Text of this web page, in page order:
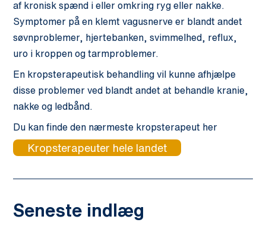
af kronisk spænd i eller omkring ryg eller nakke.
Symptomer på en klemt vagusnerve er blandt andet
søvnproblemer, hjertebanken, svimmelhed, reflux,
uro i kroppen og tarmproblemer.
En kropsterapeutisk behandling vil kunne afhjælpe
disse problemer ved blandt andet at behandle kranie,
nakke og ledbånd.
Du kan finde den nærmeste kropsterapeut her
Kropsterapeuter hele landet
Seneste indlæg